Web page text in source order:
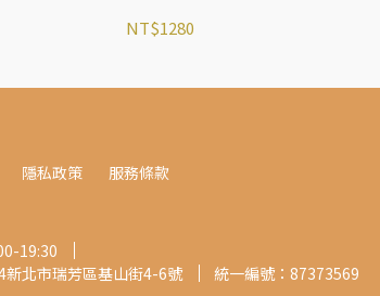
NT$1280
隱私政策 服務條款
19:30
新北市瑞芳區基山街4-6號 統一編號：87373569